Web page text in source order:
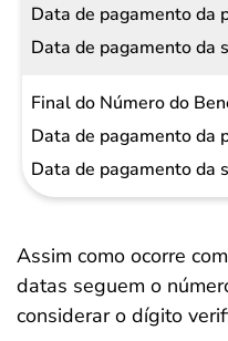
segunda
parcela
Assim como ocorre
datas seguem o
considerar o dígito